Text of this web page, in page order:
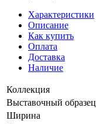
Характеристики
Описание
Как купить
Оплата
Доставка
Наличие
Коллекция
Выставочный образец
Ширина